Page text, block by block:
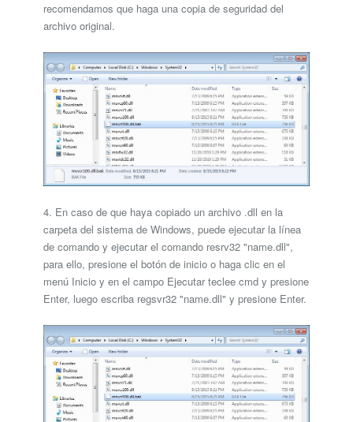
recomendamos que haga una copia de seguridad del
archivo original.
4. En caso de que haya copiado un archivo .dll en la
carpeta del sistema de Windows, puede ejecutar la línea
de comando y ejecutar el comando resrv32 "name.dll",
para ello, presione el botón de inicio o haga clic en el
menú Inicio y en el campo Ejecutar teclee cmd y presione
Enter, luego escriba regsvr32 "name.dll" y presione Enter.